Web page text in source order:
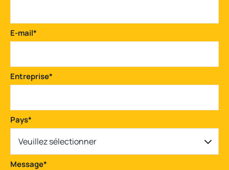
E-mail*
Entreprise*
Pays*
Veuillez sélectionner
Message*